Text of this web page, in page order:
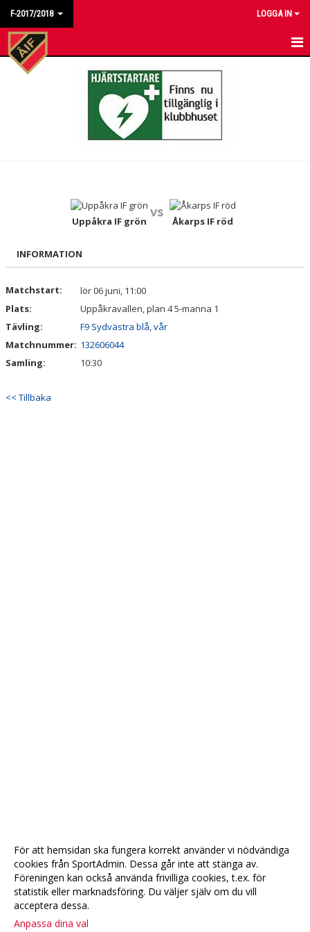
F-2017/2018 LOGGA IN
HEM
DOKUMENT
Uppåkra IF grön
vs
Åkarps IF röd
INFORMATION
Matchstart:
lör 06 juni, 11:00
Plats:
Uppåkravallen, plan 4 5-manna 1
Tävling:
F9 Sydvästra blå, vår
Matchnummer: 132606044
Samling:
10:30
<< Tillbaka
För att hemsidan ska fungera korrekt använder vi nödvändiga
cookies från SportAdmin. Dessa går inte att stänga av.
Föreningen kan också använda frivilliga cookies, t.ex. för
statistik eller marknadsföring. Du väljer själv om du vill
acceptera dessa.
Anpassa dina val